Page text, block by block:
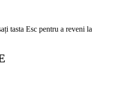
tasta Esc pentru a reveni la